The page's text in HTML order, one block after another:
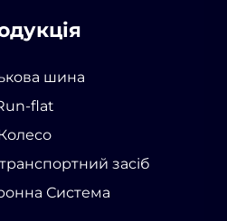
шина
flat
засіб
Система